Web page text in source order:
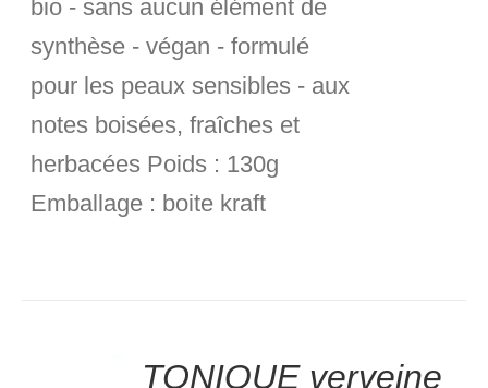
bio - sans aucun élément de
synthèse - végan - formulé
pour les peaux sensibles - aux
notes boisées, fraîches et
herbacées Poids : 130g
Emballage : boite kraft
TONIQUE verveine